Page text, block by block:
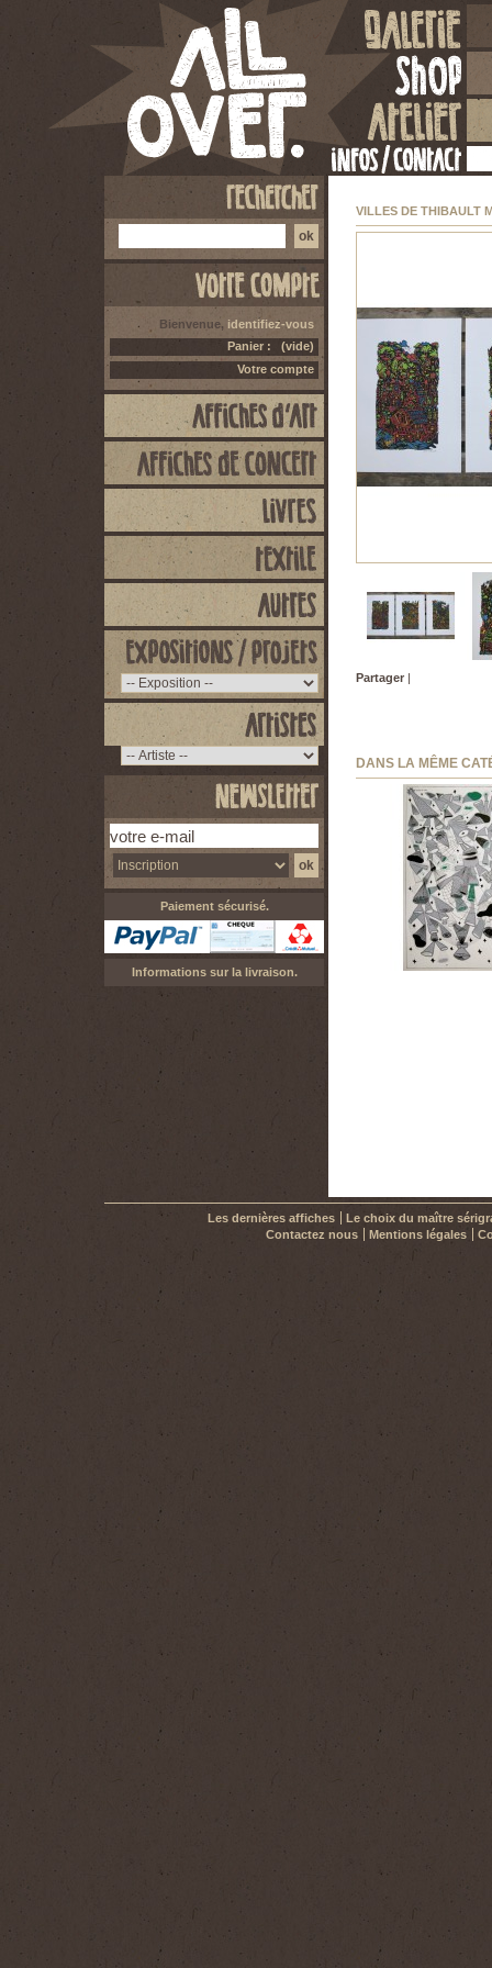
Bienvenue, identifiez-vous
Panier :
(vide)
Votre compte
Paiement sécurisé.
Informations sur la livraison.
VILLES DE THIBAULT
Partager |
DANS LA MÊME
Les dernières affiches
Le choix du maître
Contactez nous
Mentions légales